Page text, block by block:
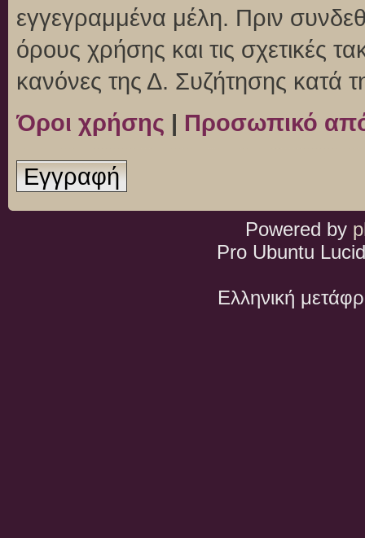
εγγεγραμμένα μέλη. Πριν
όρους χρήσης και τις σχετικές
κανόνες της Δ. Συζήτησης κατά
Όροι χρήσης | Προσωπικό
Εγγραφή
Powered by
Pro Ubuntu
Ελληνική